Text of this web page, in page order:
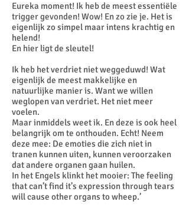
Eureka moment! Ik heb de meest essentiële
trigger gevonden! Wow! En zo zie je. Het is
eigenlijk zo simpel maar intens krachtig en
helend!
En hier ligt de sleutel!
Ik heb het verdriet niet weggeduwd! Wat
eigenlijk de meest makkelijke en
natuurlijke manier is. Want we willen
weglopen van verdriet. Het niet meer
voelen.
Maar inmiddels weet ik. En deze is ook heel
belangrijk om te onthouden. Echt! Neem
deze mee: De emoties die zich niet in
tranen kunnen uiten, kunnen veroorzaken
dat andere organen gaan huilen.
In het Engels klinkt het mooier: The feeling
that can’t find it’s expression through tears
will cause other organs to wheep.’